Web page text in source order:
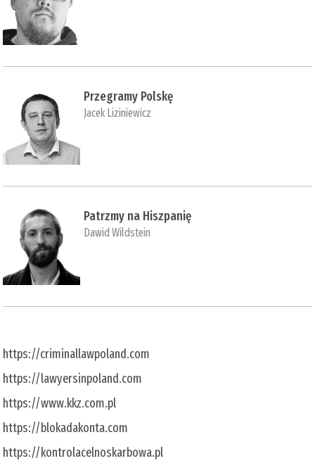
Przegramy Polskę
Jacek Liziniewicz
Patrzmy na Hiszpanię
Dawid Wildstein
https://criminallawpoland.com
https://lawyersinpoland.com
https://www.kkz.com.pl
https://blokadakonta.com
https://kontrolacelnoskarbowa.pl